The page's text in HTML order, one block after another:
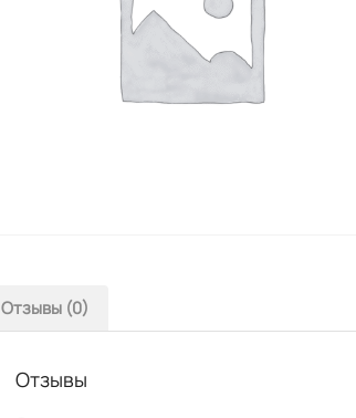
Отзывы (0)
Отзывы